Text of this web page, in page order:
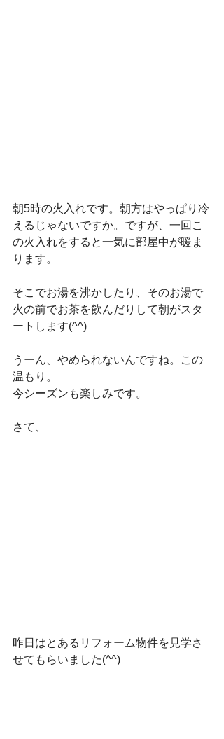
朝5時の火入れです。朝方はやっぱり冷
えるじゃないですか。ですが、一回こ
の火入れをすると一気に部屋中が暖ま
ります。
そこでお湯を沸かしたり、そのお湯で
火の前でお茶を飲んだりして朝がスタ
ートします(^^)
うーん、やめられないんですね。この
温もり。
今シーズンも楽しみです。
さて、
昨日はとあるリフォーム物件を見学さ
せてもらいました(^^)